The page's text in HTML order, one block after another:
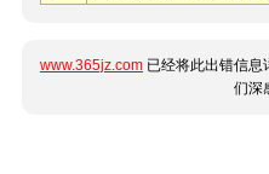
www.365jz.com 已经将此出错信息
们深